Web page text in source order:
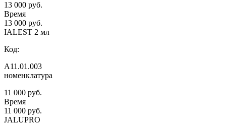
13 000 руб.
Время
13 000 руб.
IALEST 2 мл
Код:
А11.01.003
номенклатура
11 000 руб.
Время
11 000 руб.
JALUPRO